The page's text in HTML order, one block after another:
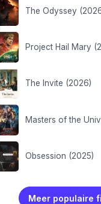
The Odyssey
Project Hail Mary
The Invite (2026)
Masters of the
Obsession (2025)
Meer populaire